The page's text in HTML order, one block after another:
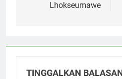
Lhokseumawe
TINGGALKAN BALASAN